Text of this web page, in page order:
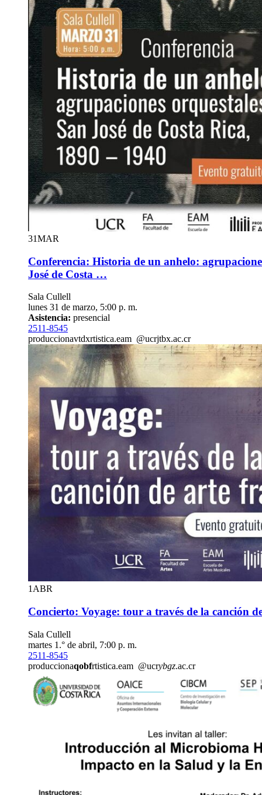
31MAR
Conferencia: Historia de un anhelo:
José de Costa …
Sala Cullell
lunes 31 de marzo, 5:00 p. m.
Asistencia: presencial
2511-8545
produccionavtdxrtistica.eam @ucrjtbx.ac.cr
1 ABR
Concierto: Voyage: tour a través de la canción
Sala Cullell
martes 1.° de abril, 7:00 p. m.
2511-8545
produccionaqobfrtistica.eam @ucrybgz.ac.cr